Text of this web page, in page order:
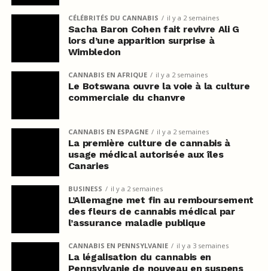
CÉLÉBRITÉS DU CANNABIS il y a 2 semaines
Sacha Baron Cohen fait revivre Ali G
lors d’une apparition surprise à
Wimbledon
CANNABIS EN AFRIQUE il y a 2 semaines
Le Botswana ouvre la voie à la culture
commerciale du chanvre
CANNABIS EN ESPAGNE il y a 2 semaines
La première culture de cannabis à
usage médical autorisée aux îles
Canaries
BUSINESS il y a 2 semaines
L’Allemagne met fin au remboursement
des fleurs de cannabis médical par
l’assurance maladie publique
CANNABIS EN PENNSYLVANIE il y a 3 semaines
La légalisation du cannabis en
Pennsylvanie de nouveau en suspens